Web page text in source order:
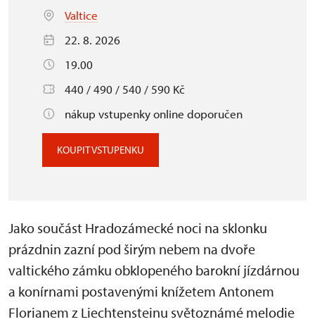
Valtice
22. 8. 2026
19.00
440 / 490 / 540 / 590 Kč
nákup vstupenky online doporučen
KOUPIT VSTUPENKU
Jako součást Hradozámecké noci na sklonku
prázdnin zazní pod širým nebem na dvoře
valtického zámku obklopeného barokní jízdárnou
a konírnami postavenými knížetem Antonem
Florianem z Liechtensteinu světoznámé melodie